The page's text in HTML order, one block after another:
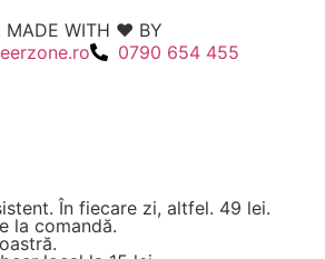
MADE WITH ❤️ BY
0790 654 455
În fiecare zi, altfel. 49 lei.
la comandă.